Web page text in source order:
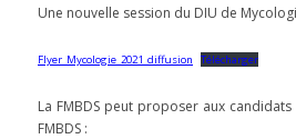
Une nouvelle session du DIU de
Flyer_Mycologie_2021_diffusion Télécharger
La FMBDS peut proposer aux
FMBDS :